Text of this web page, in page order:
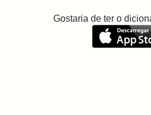
Gostaria de ter o